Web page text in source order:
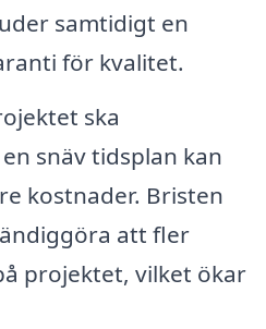
samtidigt en
för kvalitet.
ska
snäv tidsplan kan
kostnader. Bristen
att fler
projektet, vilket ökar